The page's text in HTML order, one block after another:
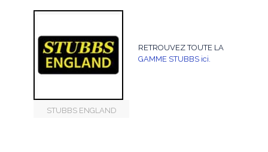
STUBBS ENGLAND
RETROUVEZ TOUTE LA
GAMME STUBBS ici.